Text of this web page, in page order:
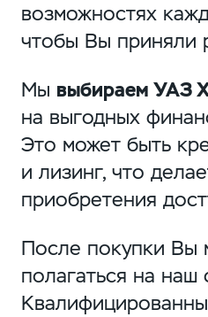
возможностях
чтобы Вы приняли
Мы выбираем УАЗ
на выгодных
Это может быть
и лизинг, что
приобретения
После покупки Вы
полагаться на наш